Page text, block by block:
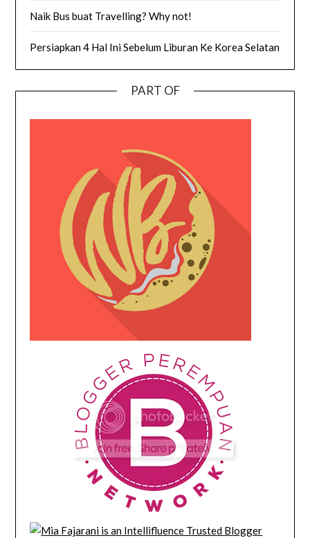
Naik Bus buat Travelling? Why not!
Persiapkan 4 Hal Ini Sebelum Liburan Ke Korea Selatan
PART OF